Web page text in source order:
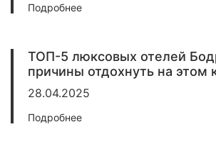
Подробнее
ТОП-5 люксовых отелей
причины отдохнуть на этом
28.04.2025
Подробнее